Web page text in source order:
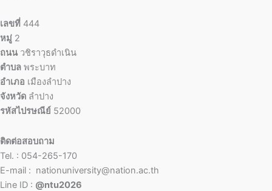
เลขที่ 444
หมู่ 2
ถนน วชิราวุธดำเนิน
ตำบล พระบาท
อำเภอ เมืองลำปาง
จังหวัด ลำปาง
รหัสไปรษณีย์ 52000
ติดต่อสอบถาม
Tel. : 054-265-170
E-mail : nationuniversity@nation.ac.th
Line ID : @ntu2026